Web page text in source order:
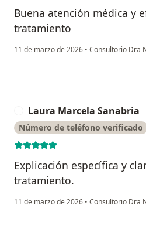
Buena atención médica y
tratamiento
11 de marzo de 2026 • Consultorio Dra
Laura Marcela Sanabria
Número de teléfono verificado
Explicación específica y
tratamiento.
11 de marzo de 2026 • Consultorio Dra